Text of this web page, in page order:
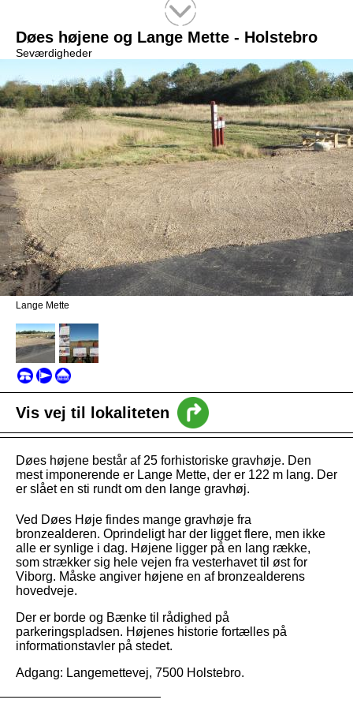
intro
Nyheder
Vejledning
Døes højene og Lange Mette - Holstebro
Seværdigheder
Lange Mette
Vis vej til lokaliteten
Døes højene består af 25 forhistoriske gravhøje. Den
mest imponerende er Lange Mette, der er 122 m lang. Der
er slået en sti rundt om den lange gravhøj.
Ved Døes Høje findes mange gravhøje fra
bronzealderen. Oprindeligt har der ligget flere, men ikke
alle er synlige i dag. Højene ligger på en lang række,
som strækker sig hele vejen fra vesterhavet til øst for
Viborg. Måske angiver højene en af bronzealderens
hovedveje.
Der er borde og Bænke til rådighed på
parkeringspladsen. Højenes historie fortælles på
informationstavler på stedet.
Adgang: Langemettevej, 7500 Holstebro.